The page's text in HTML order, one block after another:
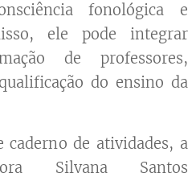
fonológica e
ele pode integrar
de professores,
do ensino da
de atividades, a
Silvana Santos